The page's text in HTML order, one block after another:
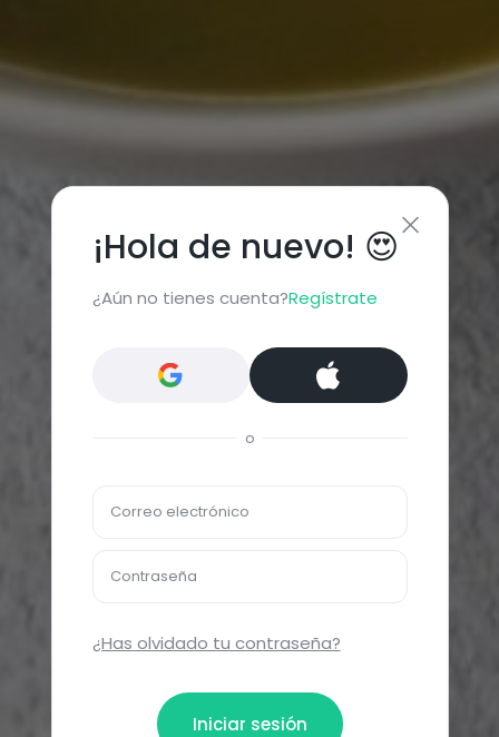
¡Hola de nuevo! 😍
¿Aún no tienes cuenta?Regístrate
o
Correo electrónico
Contraseña
¿Has olvidado tu contraseña?
Iniciar sesión